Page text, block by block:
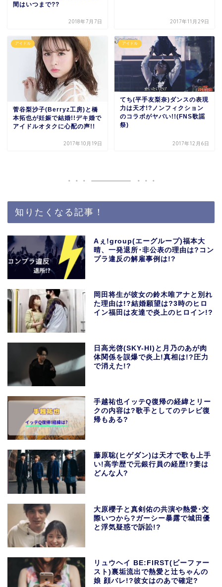
間はいつまで??
2018年7月7日 2017年11月29日
アイドル
菅谷梨沙子(Berryz工房)と橋
本拓也が妊娠で結婚!!デキ婚で
アイドルオタクに心配の声!!
2017年10月19日
アイドル
てち(平手友梨奈)ダンスの表現
力は天才!?ノンフィクション
のコラボがヤバい!!(FNS歌謡
祭)
2017年12月6日
知りたくなる記事！
Aぇ!group(エーグループ)福本大
晴、一発退所･非公表の理由は?コン
プラ違反の解雇事例は!?
岡田将生が彼女の鈴木唯アナと別れ
た理由は!?結婚願望は?3時のヒロ
イン福田は友達で炎上のヒロイン!?
日高光啓(SKY-HI)と月乃のあが肉
体関係を誤爆で炎上!真相は!?圧力
で消えた!?
手越祐也イッテQ復帰の経緯とリー
クの内容は?歌手としてのテレビ復
帰もある?
藤原聡(ヒゲダン)は天才で歌も上手
い!高学歴で元銀行員の経歴!?妻は
どんな人?
大原櫻子と真剣佑の共演や熱愛･交
際いつから?ガーシー暴露で城田優
と浮気疑惑で訴訟!?
リュウヘイ BE:FIRST(ビーファー
スト)裏垢流出で熱愛と辻ちゃんの
娘 顔バレ!?彼女はのあで確定?